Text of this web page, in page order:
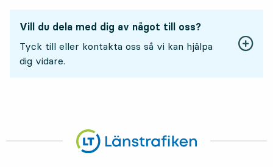
Vill du dela med dig av något till oss?
Tyck till eller kontakta oss så vi kan hjälpa
dig vidare.